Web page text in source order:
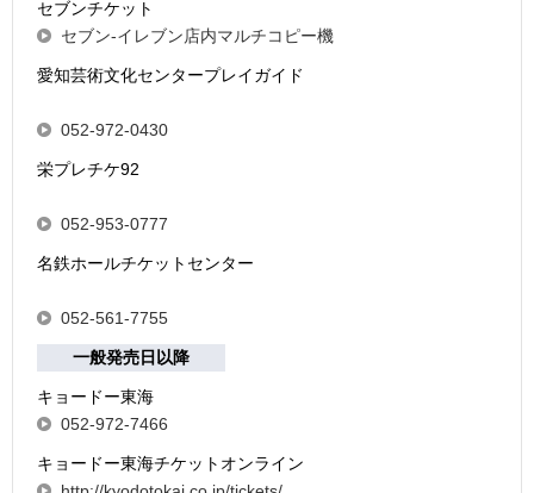
セブンチケット
セブン-イレブン店内マルチコピー機
愛知芸術文化センタープレイガイド
052-972-0430
栄プレチケ92
052-953-0777
名鉄ホールチケットセンター
052-561-7755
一般発売日以降
キョードー東海
052-972-7466
キョードー東海チケットオンライン